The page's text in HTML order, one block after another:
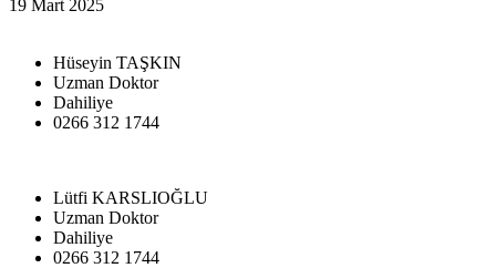
19 Mart 2025
Hüseyin TAŞKIN
Uzman Doktor
Dahiliye
0266 312 1744
Lütfi KARSLIOĞLU
Uzman Doktor
Dahiliye
0266 312 1744